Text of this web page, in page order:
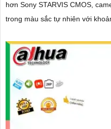
hơn Sony STARVIS CMOS,
trong màu sắc tự nhiên với